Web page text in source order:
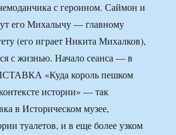
с героином. Саймон и
его Михалычу — главному
(его играет Никита Михалков),
с жизнью. Начало сеанса — в
«Куда король пешком
истории» — так
в Историческом музее,
туалетов, и в еще более узком